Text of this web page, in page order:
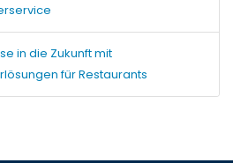
in die Zukunft mit
für Restaurants